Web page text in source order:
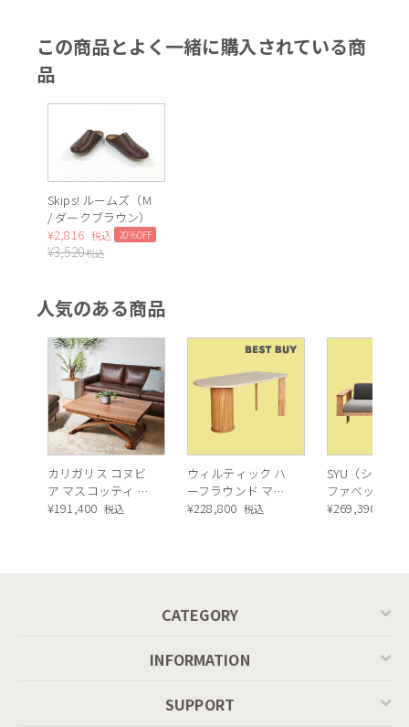
この商品とよく一緒に購入されている商
品
Skips! ルームズ（M
/ ダークブラウン）
¥2,816 税込 20%OFF
¥3,520税込
人気のある商品
カリガリス コヌビ
ア マスコッティ 伸
長・昇降式テーブ
¥191,400 税込
ウィルティック ハ
ーフラウンド マテ
ィエラ塗装 ダイニ
¥228,800 税込
SYU（シュウ
ファベッド（
ュラル）
¥269,390
CATEGORY
INFORMATION
SUPPORT